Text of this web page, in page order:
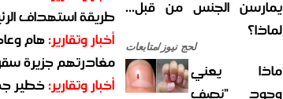
يمارسن الجنس من قبل...
لماذا؟
لحج نيوز/متابعات
ماذا يعني
وجود "نصف
طريقة استهداف
أخبار وتقارير:هام
مغادرتهم جزيرة
أخبار وتقارير:خطير